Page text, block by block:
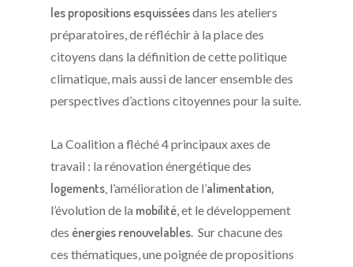
les propositions esquisséesdans les ateliers
préparatoires, de réfléchir à la place des
citoyens dans la définition de cette politique
climatique, mais aussi de lancer ensemble des
perspectives d’actions citoyennes pour la suite.
La Coalition a fléché 4 principaux axes de
travail : la rénovation énergétique des
logements, l’amélioration de l’alimentation,
l’évolution de la mobilité, et le développement
des énergies renouvelables. Sur chacune des
ces thématiques, une poignée de propositions